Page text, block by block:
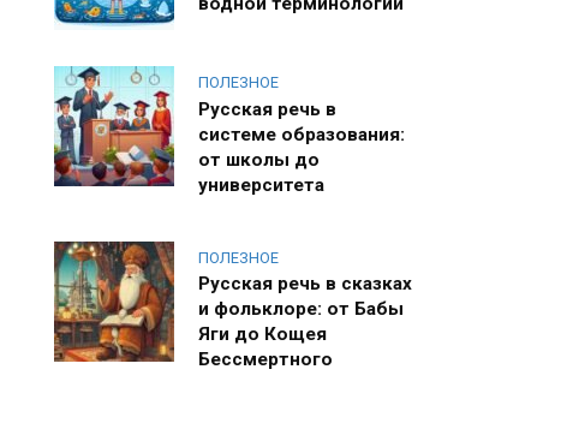
ПОЛЕЗНОЕ
Русская речь в
системе образования:
от школы до
университета
ПОЛЕЗНОЕ
Русская речь в сказках
и фольклоре: от Бабы
Яги до Кощея
Бессмертного